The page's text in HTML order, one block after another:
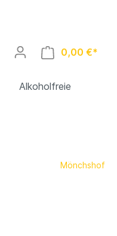
0,00 €*
Alkoholfreie
Mönchshof